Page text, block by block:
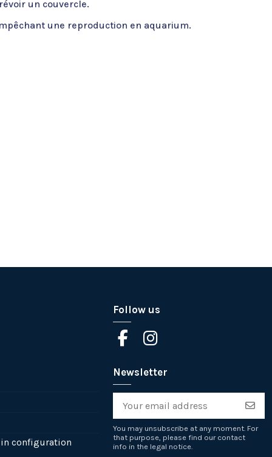
un couvercle.
une reproduction en aquarium.
configuration
Follow us
Newsletter
You may unsubscribe at any moment. For
that purpose, please find our contact
info in the legal notice.